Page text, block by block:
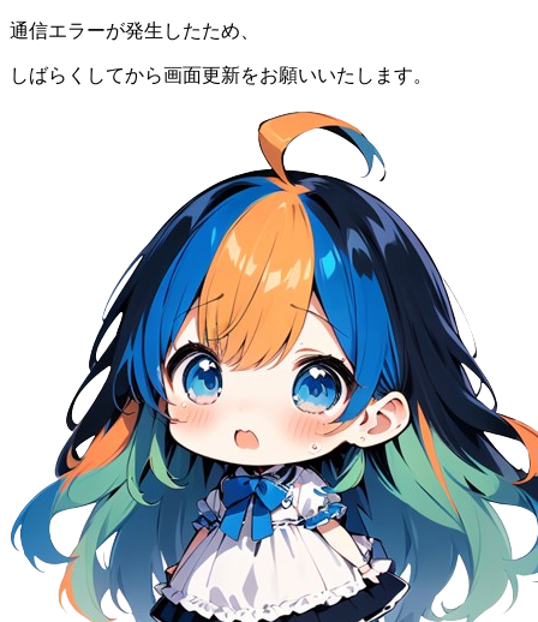
通信エラーが発生したため、
しばらくしてから画面更新をお願いいたします。